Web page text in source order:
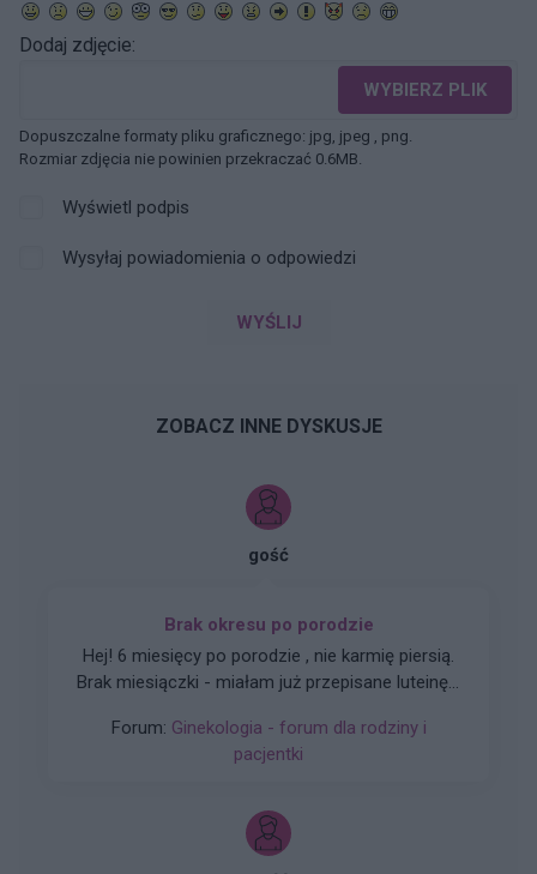
Dodaj zdjęcie:
WYBIERZ PLIK
Dopuszczalne formaty pliku graficznego: jpg, jpeg , png.
Rozmiar zdjęcia nie powinien przekraczać 0.6MB.
Wyświetl podpis
Wysyłaj powiadomienia o odpowiedzi
WYŚLIJ
ZOBACZ INNE DYSKUSJE
gość
Brak okresu po porodzie
Hej! 6 miesięcy po porodzie , nie karmię piersią.
Brak miesiączki - miałam już przepisane luteinę l,
systen 50 i ponownie luteinę, które również
okresu nie wywołały. Plastry odklejały się.
wyszedł bardzo niski poziom estrogenow. Około
14. Co teraz?
Forum: Ginekologia - forum dla rodziny i
pacjentki